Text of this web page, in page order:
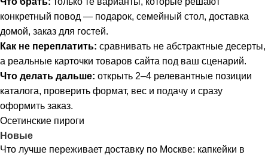
конкретный повод — подарок, семейный стол, доставка
домой, заказ для гостей.
Как не переплатить: сравнивать не абстрактные десерты,
а реальные карточки товаров сайта под ваш сценарий.
Что делать дальше: открыть 2–4 релевантные позиции
каталога, проверить формат, вес и подачу и сразу
оформить заказ.
Осетинские пироги
Новые
Что лучше переживает доставку по Москве: капкейки в